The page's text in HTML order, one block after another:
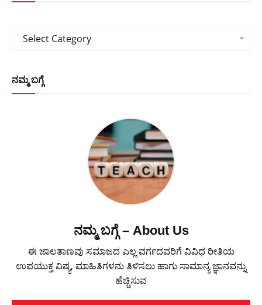
Categories
Select Category
ನಮ್ಮ ಬಗ್ಗೆ
ನಮ್ಮ ಬಗ್ಗೆ – About Us
ಈ ಜಾಲತಾಣವು ಸಮಾಜದ ಎಲ್ಲ ವರ್ಗದವರಿಗೆ ವಿವಿಧ ರೀತಿಯ
ಉಪಯುಕ್ತ ವಿಷ್ಯ, ಮಾಹಿತಿಗಳನು ತಿಳಿಸಲು ಹಾಗು ಸಾಮಾನ್ಯ ಜ್ಞಾನವನ್ನು
ಹೆಚ್ಚಿಸುವ